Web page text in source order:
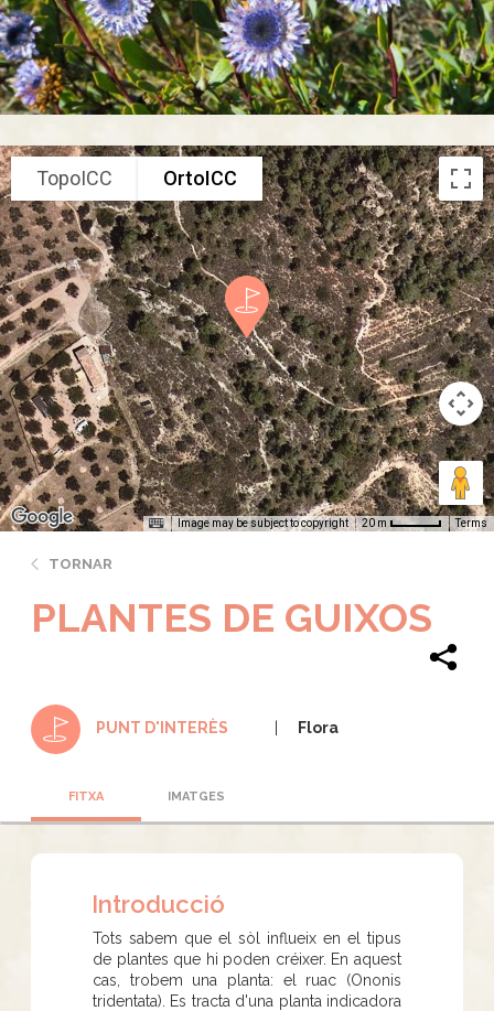
TopoICC OrtoICC
Image may be subject to copyright 20 m Terms
TORNAR
PLANTES DE GUIXOS
PUNT D'INTERÈS Flora
FITXA IMATGES
Introducció
Tots sabem que el sòl influeix en el tipus
de plantes que hi poden créixer. En aquest
cas, trobem una planta: el ruac (Ononis
tridentata). Es tracta d'una planta indicadora